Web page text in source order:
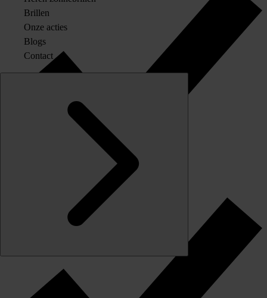
Originele merkglazen op sterkte
Brillen
Onze acties
Blogs
Contact